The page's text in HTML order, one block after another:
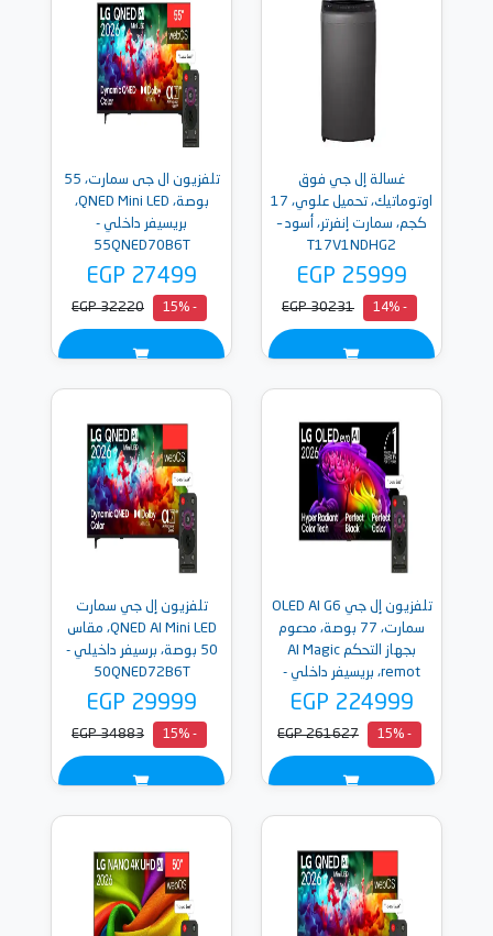
غسالة إل جي فوق
اوتوماتيك، تحميل علوي، 17
كجم، سمارت إنفرتر، أسود –
T17V1NDHG2
EGP 25999
- 14%
EGP 30231
تلفزيون ال جى سمارت، 55
بوصة، QNED Mini LED،
بريسيفر داخلي -
55QNED70B6T
EGP 27499
- 15%
EGP 32220
تلفزيون إل جي OLED AI G6
سمارت، 77 بوصة، مدعوم
بجهاز التحكم AI Magic
remot، بريسيفر داخلي -
OLED77G66LW
EGP 224999
- 15%
EGP 261627
تلفزيون إل جي سمارت
QNED AI Mini LED، مقاس
50 بوصة، برسيفر داخيلي -
50QNED72B6T
EGP 29999
- 15%
EGP 34883